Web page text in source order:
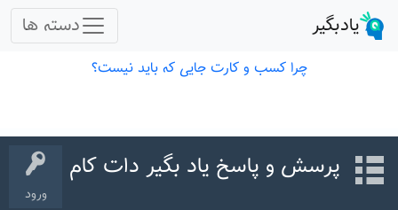
ورود
پرسش و پاسخ یاد بگیر دات کام